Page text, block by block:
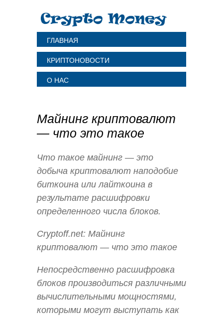
ГЛАВНАЯ
КРИПТОНОВОСТИ
О НАС
Майнинг криптовалют
— что это такое
Что такое майнинг — это
добыча криптовалют наподобие
биткоина или лайткоина в
результате расшифровки
определенного числа блоков.
Cryptoff.net: Майнинг
криптовалют — что это такое
Непосредственно расшифровка
блоков производиться различными
вычислительными мощностями,
которыми могут выступать как